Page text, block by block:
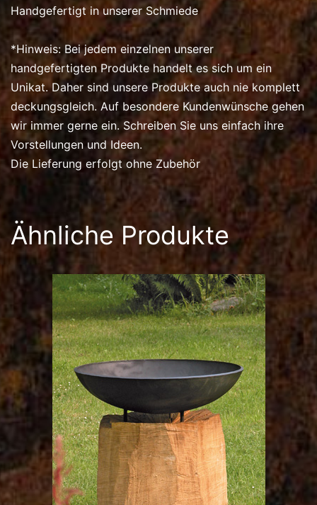
Handgefertigt in unserer Schmiede
*Hinweis: Bei jedem einzelnen unserer
handgefertigten Produkte handelt es sich um ein
Unikat. Daher sind unsere Produkte auch nie komplett
deckungsgleich. Auf besondere Kundenwünsche gehen
wir immer gerne ein. Schreiben Sie uns einfach ihre
Vorstellungen und Ideen.
Die Lieferung erfolgt ohne Zubehör
Ähnliche Produkte